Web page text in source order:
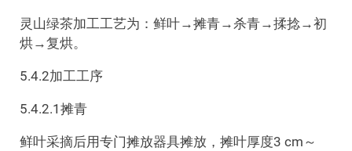
灵山绿茶加工工艺为：鲜叶→摊青→杀青→揉捻→初
烘→复烘。
5.4.2加工工序
5.4.2.1摊青
鲜叶采摘后用专门摊放器具摊放，摊叶厚度3 cm～